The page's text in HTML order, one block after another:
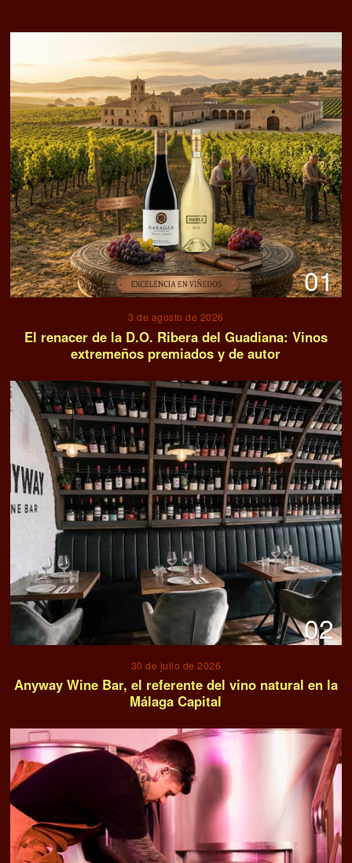
01
3 de agosto de 2026
El renacer de la D.O. Ribera del Guadiana: Vinos
extremeños premiados y de autor
02
30 de julio de 2026
Anyway Wine Bar, el referente del vino natural en la
Málaga Capital